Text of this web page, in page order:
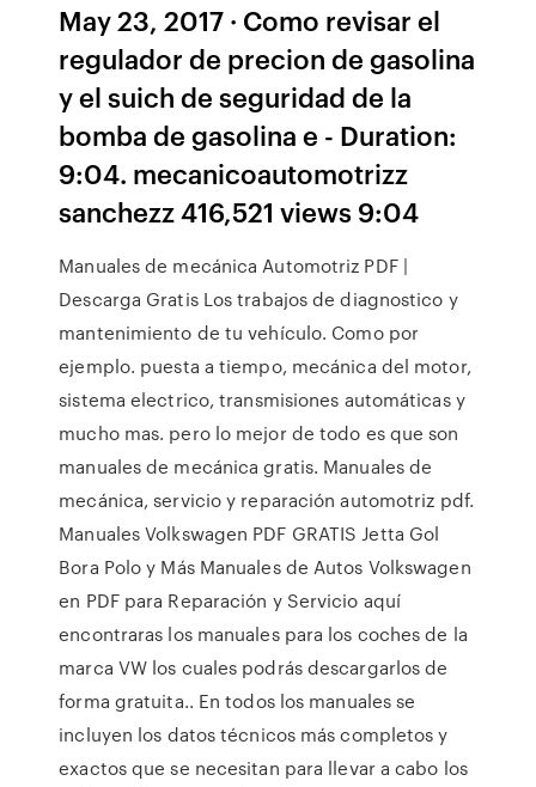
May 23, 2017 · Como revisar el
regulador de precion de gasolina
y el suich de seguridad de la
bomba de gasolina e - Duration:
9:04. mecanicoautomotrizz
sanchezz 416,521 views 9:04
Manuales de mecánica Automotriz PDF |
Descarga Gratis Los trabajos de diagnostico y
mantenimiento de tu vehículo. Como por
ejemplo. puesta a tiempo, mecánica del motor,
sistema electrico, transmisiones automáticas y
mucho mas. pero lo mejor de todo es que son
manuales de mecánica gratis. Manuales de
mecánica, servicio y reparación automotriz pdf.
Manuales Volkswagen PDF GRATIS Jetta Gol
Bora Polo y Más Manuales de Autos Volkswagen
en PDF para Reparación y Servicio aquí
encontraras los manuales para los coches de la
marca VW los cuales podrás descargarlos de
forma gratuita.. En todos los manuales se
incluyen los datos técnicos más completos y
exactos que se necesitan para llevar a cabo los